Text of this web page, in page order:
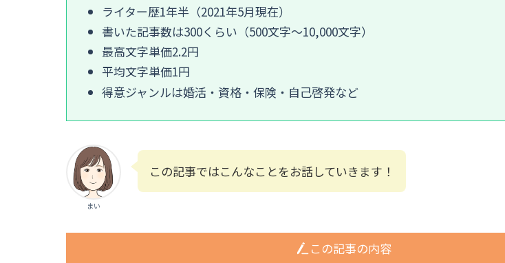
ライター歴1年半（2021年5月現在）
書いた記事数は300くらい（500文字〜10,000文字）
最高文字単価2.2円
平均文字単価1円
得意ジャンルは婚活・資格・保険・自己啓発など
まい
この記事ではこんなことをお話していきます！
この記事の内容